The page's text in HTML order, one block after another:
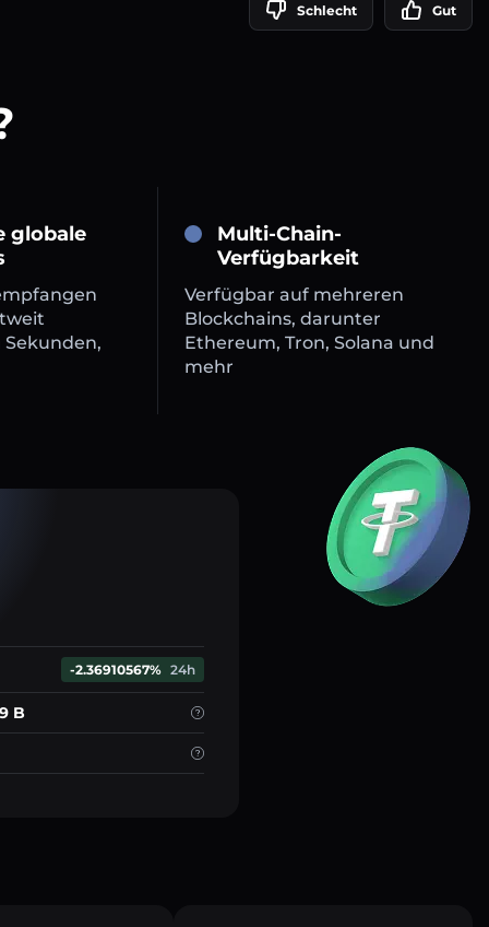
Schlecht Gut
globale
Multi-Chain-
Verfügbarkeit
Verfügbar auf mehreren
Blockchains, darunter
Ethereum, Tron, Solana und
mehr
-2.36910567% 24h
B